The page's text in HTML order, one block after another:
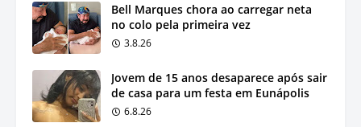
Bell Marques chora ao carregar neta
no colo pela primeira vez
3.8.26
Jovem de 15 anos desaparece após sair
de casa para um festa em Eunápolis
6.8.26